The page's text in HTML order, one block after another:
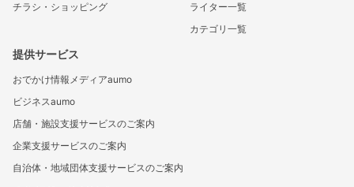
チラシ・ショッピング
ライター一覧
カテゴリ一覧
提供サービス
おでかけ情報メディアaumo
ビジネスaumo
店舗・施設支援サービスのご案内
企業支援サービスのご案内
自治体・地域団体支援サービスのご案内